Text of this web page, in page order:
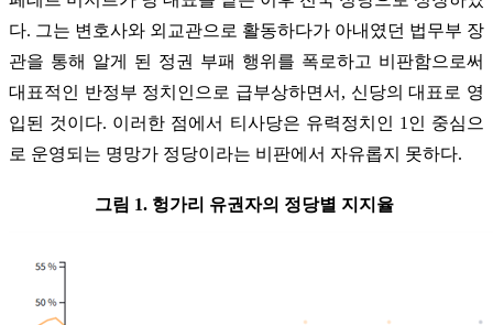
다. 그는 변호사와 외교관으로 활동하다가 아내였던 법무부 장
관을 통해 알게 된 정권 부패 행위를 폭로하고 비판함으로써
대표적인 반정부 정치인으로 급부상하면서, 신당의 대표로 영
입된 것이다. 이러한 점에서 티사당은 유력정치인 1인 중심으
로 운영되는 명망가 정당이라는 비판에서 자유롭지 못하다.
그림 1. 헝가리 유권자의 정당별 지지율